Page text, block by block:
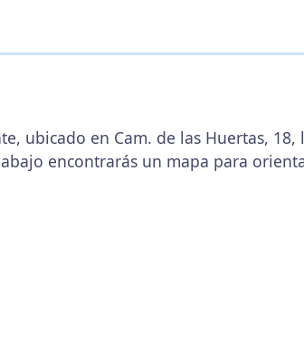
ubicado en Cam. de las Huertas, 18,
encontrarás un mapa para